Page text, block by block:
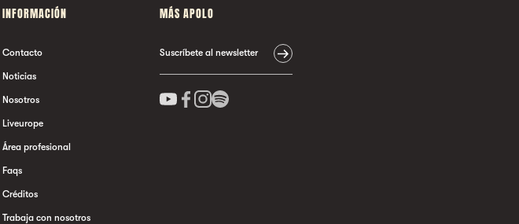
INFORMACIÓN
Contacto
Noticias
Nosotros
Liveurope
Área profesional
Faqs
Créditos
Trabaja con nosotros
MÁS APOLO
Suscríbete al newsletter